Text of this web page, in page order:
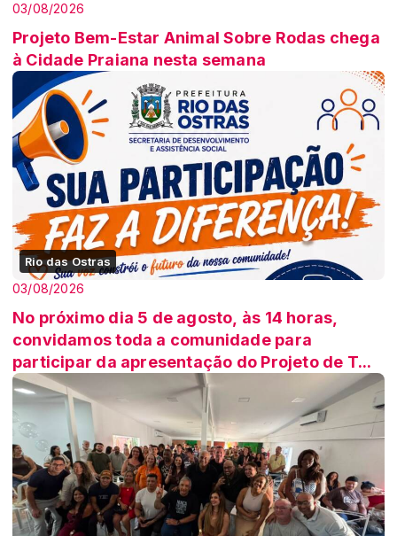
03/08/2026
Projeto Bem-Estar Animal Sobre Rodas chega
à Cidade Praiana nesta semana
Rio das Ostras
03/08/2026
No próximo dia 5 de agosto, às 14 horas,
convidamos toda a comunidade para
participar da apresentação do Projeto de T...